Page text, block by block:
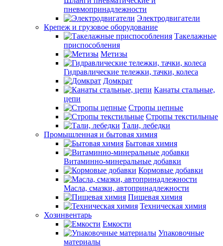
пневмопринадлежности
Электродвигатели
Крепеж и грузовое оборудование
Такелажные
приспособления
Метизы
Гидравлические тележки, тачки, колеса
Домкрат
Канаты стальные,
цепи
Стропы цепные
Стропы текстильные
Тали, лебедки
Промышленная и бытовая химия
Бытовая химия
Витаминно-минеральные добавки
Кормовые добавки
Масла, смазки, автопринадлежности
Пищевая химия
Техническая химия
Хозинвентарь
Емкости
Упаковочные
материалы